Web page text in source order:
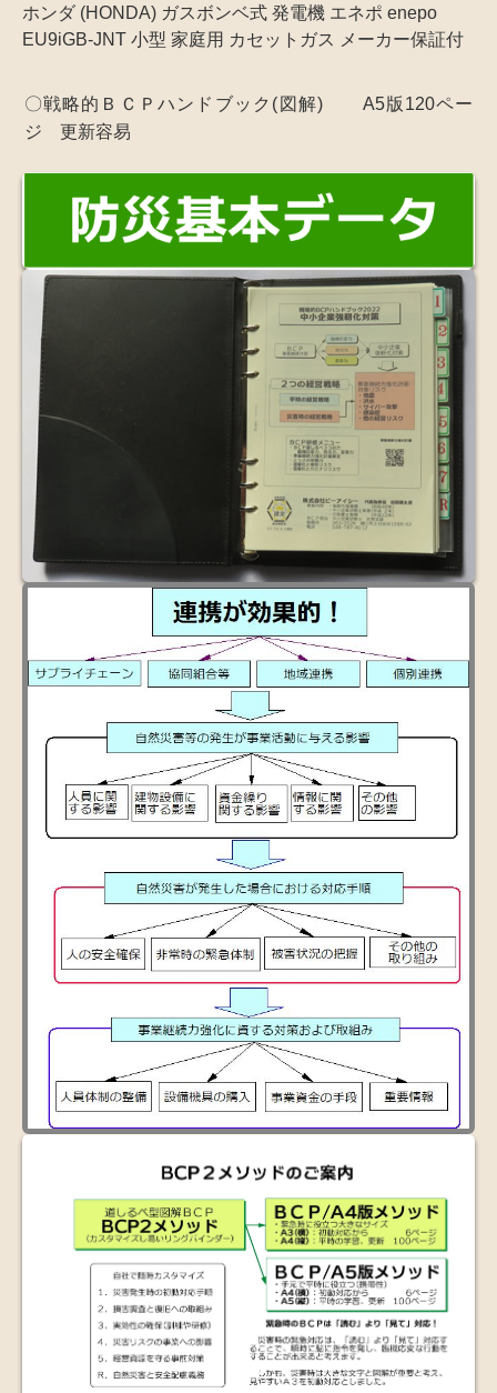
ホンダ (HONDA) ガスボンベ式 発電機 エネポ enepo
EU9iGB-JNT 小型 家庭用 カセットガス メーカー保証付
〇戦略的ＢＣＰハンドブック(図解) A5版120ペー
ジ 更新容易